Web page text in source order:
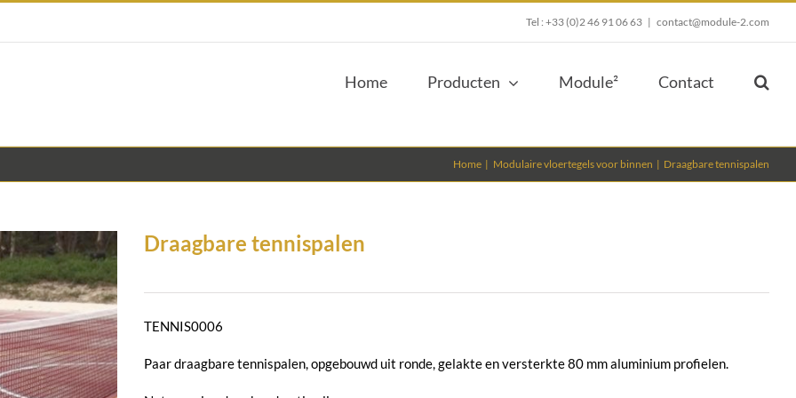
Tel : +33 (0)2 46 91 06 63 | contact@module-2.com
Home Producten Module² Contact
Home Modulaire vloertegels voor binnen Draagbare tennispalen
Draagbare tennispalen
TENNIS0006
Paar draagbare tennispalen, opgebouwd uit ronde, gelakte en versterkte 80 mm aluminium profielen.